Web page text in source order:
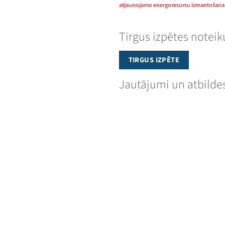
atjaunojamo energoresursu
Tirgus izpētes
TIRGUS IZPĒTE
Jautājumi un